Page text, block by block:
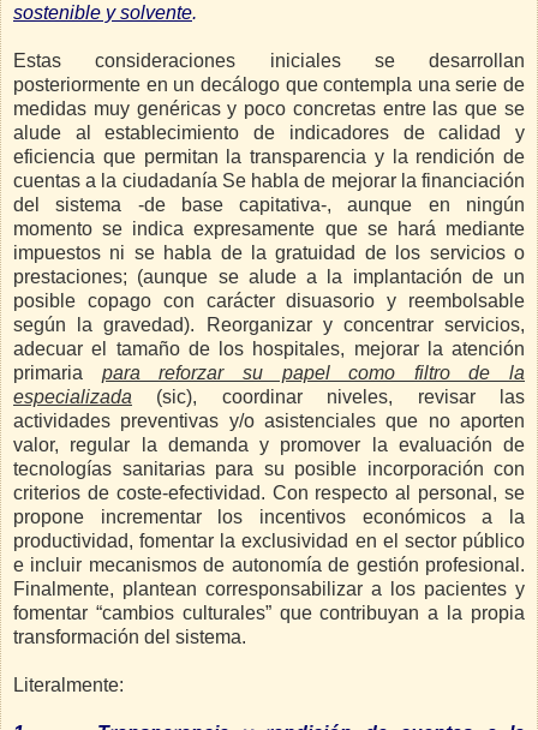
sostenible y solvente.
Estas consideraciones iniciales se desarrollan
posteriormente en un decálogo que contempla una serie de
medidas muy genéricas y poco concretas entre las que se
alude al establecimiento de indicadores de calidad y
eficiencia que permitan la transparencia y la rendición de
cuentas a la ciudadanía Se habla de mejorar la financiación
del sistema -de base capitativa-, aunque en ningún
momento se indica expresamente que se hará mediante
impuestos ni se habla de la gratuidad de los servicios o
prestaciones; (aunque se alude a la implantación de un
posible copago con carácter disuasorio y reembolsable
según la gravedad). Reorganizar y concentrar servicios,
adecuar el tamaño de los hospitales, mejorar la atención
primaria para reforzar su papel como filtro de la
especializada (sic), coordinar niveles, revisar las
actividades preventivas y/o asistenciales que no aporten
valor, regular la demanda y promover la evaluación de
tecnologías sanitarias para su posible incorporación con
criterios de coste-efectividad. Con respecto al personal, se
propone incrementar los incentivos económicos a la
productividad, fomentar la exclusividad en el sector público
e incluir mecanismos de autonomía de gestión profesional.
Finalmente, plantean corresponsabilizar a los pacientes y
fomentar “cambios culturales” que contribuyan a la propia
transformación del sistema.
Literalmente: